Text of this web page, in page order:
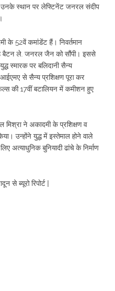
उनके स्थान पर लेफ्टिनेंट जनरल संदीप
के 52वें कमांडेंट हैं। निवर्तमान
बैटन ले. जनरल जैन को सौंपी। इससे
स्मारक पर बलिदानी सैन्य
आईएमए से सैन्य प्रशिक्षण पूरा कर
की 17वीं बटालियन में कमीशन हुए
ने अकादमी के प्रशिक्षण व
उन्होंने युद्ध में इस्तेमाल होने वाले
अत्याधुनिक बुनियादी ढांचे के निर्माण
से ब्यूरो रिपोर्ट |